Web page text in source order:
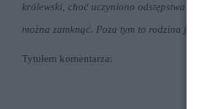
królewski, choć uczyniono odstępstwa
można zamknąć. Poza tym to rodzina
Tytułem komentarza: